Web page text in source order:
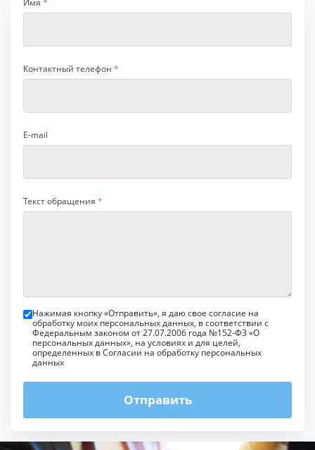
Имя *
Контактный телефон *
E-mail
Текст обращения *
Нажимая кнопку «Отправить», я даю свое согласие на
обработку моих персональных данных, в соответствии с
Федеральным законом от 27.07.2006 года №152-ФЗ «О
персональных данных», на условиях и для целей,
определенных в Согласии на обработку персональных
данных
Отправить